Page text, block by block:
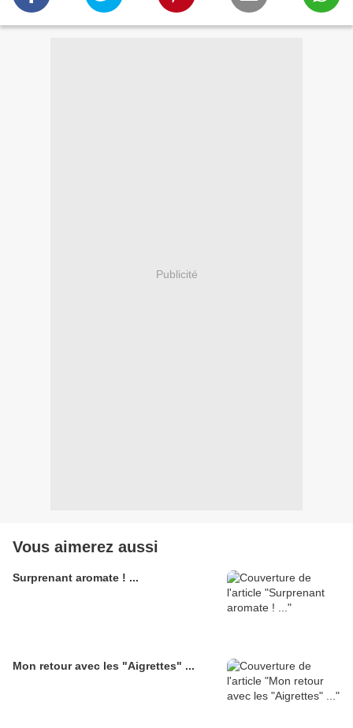
Publicité
Vous aimerez aussi
Surprenant aromate ! ...
Mon retour avec les "Aigrettes" ...